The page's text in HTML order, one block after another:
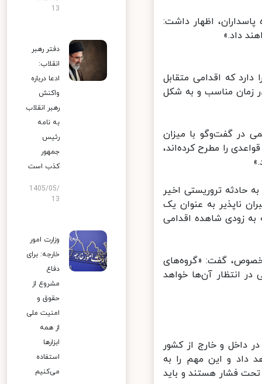
اظهار داشت:
داد.»
که اقدامی متقابل
زمان مناسب و به شکل
در گفت‌وگو با میزان
را مطرح کرده‌اند،
حادثه تروریستی اخیر
به عنوان یک
زودی شاهده اقدامی
گفت: «گروه‌های
انتظار آن‌ها خواهد
داخل و خارج از کشور
داد و این مهم را به
فشار هستند و باید
13
دفتر رهبر
انقلاب:
ادعا درباره
واکنش
رهبر انقلاب
به نامه
رئیس
جمهور
کذب است
1405/05/
13
وزارت امور
خارجه: برای
دفاع
مشروع از
حقوق و
امنیت ملی
از همه
ابزارها
استفاده
می‌کنیم